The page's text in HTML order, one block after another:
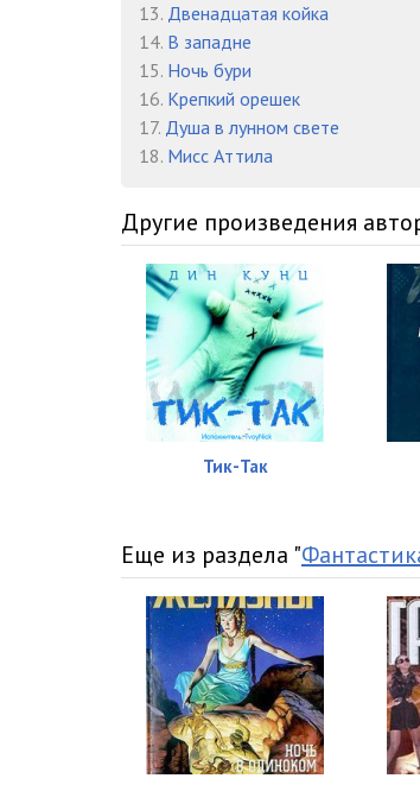
13. Двенадцатая койка
14. В западне
15. Ночь бури
16. Крепкий орешек
17. Душа в лунном свете
18. Мисс Аттила
Другие произведения
Тик-Так
Еще из раздела "